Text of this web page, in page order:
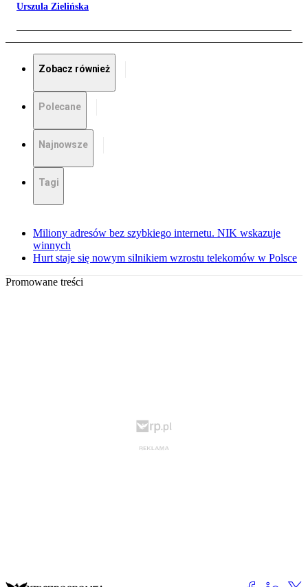
Urszula Zielińska
Zobacz również
Polecane
Najnowsze
Tagi
Miliony adresów bez szybkiego internetu. NIK wskazuje
winnych
Hurt staje się nowym silnikiem wzrostu telekomów w Polsce
Promowane treści